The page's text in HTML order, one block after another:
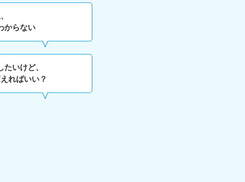
からない
いけど、
ればいい？